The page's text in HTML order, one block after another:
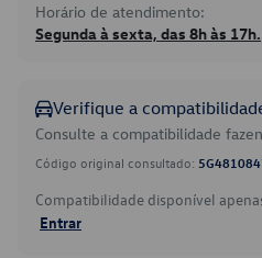
Horário de atendimento:
Segunda à sexta, das 8h às 17h.
Verifique a
Consulte a compatibilidade
Código original consultado:
Compatibilidade disponível
Entrar